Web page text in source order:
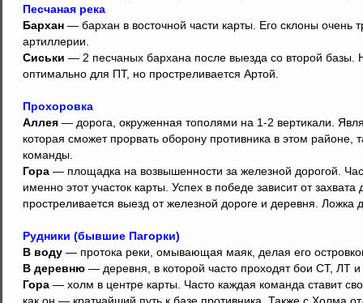
Песчаная река
Бархан — бархан в восточной части карты. Его склоны очень
артиллерии.
Сиськи — 2 песчаных бархана после выезда со второй
оптимально для ПТ, но простреливается Артой.
Прохоровка
Аллея — дорога, окруженная тополями на 1-2 вертикали.
которая сможет прорвать оборону противника в этом районе,
команды.
Гора — площадка на возвышенности за железной дорогой.
именно этот участок карты. Успех в победе зависит от
простреливается выезд от железной дороге и деревня. Ложка
Рудники (бывшие Пагорки)
В воду — протока реки, омывающая маяк, делая его
В деревню — деревня, в которой часто проходят бои СТ, ЛТ
Гора — холм в центре карты. Часто каждая команда ставит